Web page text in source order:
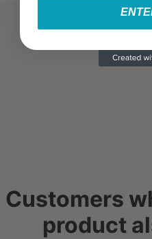
Customers
product